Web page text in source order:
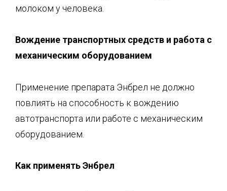
молоком у человека.
Вождение транспортных средств и работа с
механическим оборудованием
Применение препарата Энбрел не должно
повлиять на способность к вождению
автотранспорта или работе с механическим
оборудованием.
Как применять Энбрел